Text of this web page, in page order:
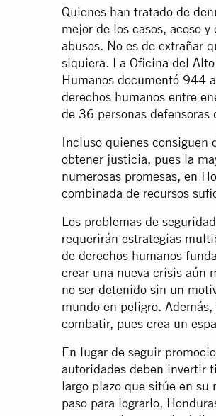
Quienes han tratado de
mejor de los casos, acoso
abusos. No es de extrañar
siquiera. La Oficina del
Humanos documentó 944
derechos humanos entre
de 36 personas
Incluso quienes consiguen
obtener justicia, pues la
numerosas promesas, en
combinada de recursos
Los problemas de
requerirán estrategias
de derechos humanos
crear una nueva crisis aún
no ser detenido sin un
mundo en peligro.
combatir, pues crea un
En lugar de seguir
autoridades deben invertir
largo plazo que sitúe en su
paso para lograrlo,